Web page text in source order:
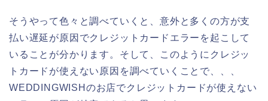
そうやって色々と調べていくと、意外と多くの方が支
払い遅延が原因でクレジットカードエラーを起こして
いることが分かります。そして、このようにクレジッ
トカードが使えない原因を調べていくことで、、、
WEDDINGWISHのお店でクレジットカードが使えない